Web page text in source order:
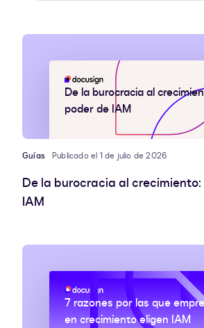
De la burocracia al
poder de IAM
Guías Publicado el 1 de julio de 2026
De la burocracia al
IAM
7 razones por las que
en crecimiento eligen IAM